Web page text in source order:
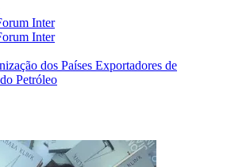
dos Países Exportadores de
Petróleo